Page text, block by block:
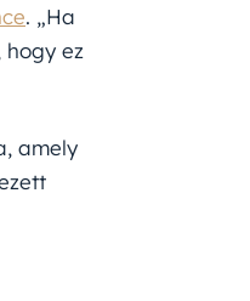
. „Ha
hogy ez
amely